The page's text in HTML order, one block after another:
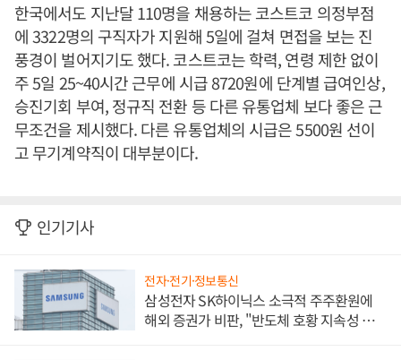
한국에서도 지난달 110명을 채용하는 코스트코 의정부점
에 3322명의 구직자가 지원해 5일에 걸쳐 면접을 보는 진
풍경이 벌어지기도 했다. 코스트코는 학력, 연령 제한 없이
주 5일 25~40시간 근무에 시급 8720원에 단계별 급여인상,
승진기회 부여, 정규직 전환 등 다른 유통업체 보다 좋은 근
무조건을 제시했다. 다른 유통업체의 시급은 5500원 선이
고 무기계약직이 대부분이다.
인기기사
전자·전기·정보통신
삼성전자 SK하이닉스 소극적 주주환원에
해외 증권가 비판, "반도체 호황 지속성 의